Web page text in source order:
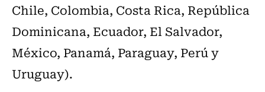
Chile, Colombia, Costa Rica, República
Dominicana, Ecuador, El Salvador,
México, Panamá, Paraguay, Perú y
Uruguay).